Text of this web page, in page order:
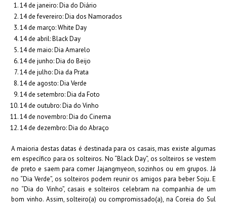
14 de janeiro: Dia do Diário
14 de fevereiro: Dia dos Namorados
14 de março: White Day
14 de abril: Black Day
14 de maio: Dia Amarelo
14 de junho: Dia do Beijo
14 de julho: Dia da Prata
14 de agosto: Dia Verde
14 de setembro: Dia da Foto
14 de outubro: Dia do Vinho
14 de novembro: Dia do Cinema
14 de dezembro: Dia do Abraço
A maioria destas datas é destinada para os casais, mas existe algumas
em específico para os solteiros. No “Black Day”, os solteiros se vestem
de preto e saem para comer Jajangmyeon, sozinhos ou em grupos. Já
no “Dia Verde”, os solteiros podem reunir os amigos para beber Soju. E
no “Dia do Vinho”, casais e solteiros celebram na companhia de um
bom vinho. Assim, solteiro(a) ou compromissado(a), na Coreia do Sul